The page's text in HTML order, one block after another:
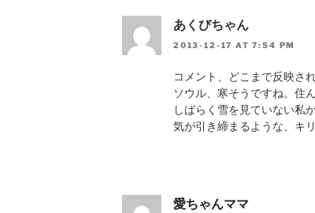
あくびちゃん
2013-12-17 AT 7:54 PM
コメント、どこまで反映さ
ソウル、寒そうですね。住
しばらく雪を見ていない私
気が引き締まるような、キ
愛ちゃんママ